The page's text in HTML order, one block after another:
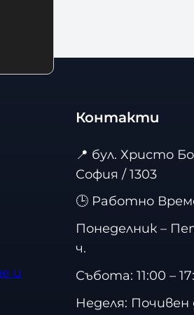
и
Контакти
📍 бул. Христо
София / 1303
🕒 Работно
Понеделник –
ч.
Събота: 11:00 –
Неделя: Почивен